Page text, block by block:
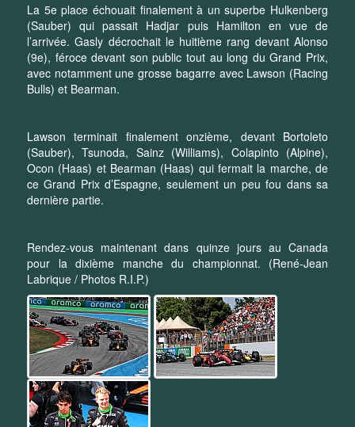
La 5e place échouait finalement à un superbe Hulkenberg
(Sauber) qui passait Hadjar puis Hamilton en vue de
l’arrivée. Gasly décrochait le huitième rang devant Alonso
(9e), féroce devant son public tout au long du Grand Prix,
avec notamment une grosse bagarre avec Lawson (Racing
Bulls) et Bearman.
Lawson terminait finalement onzième, devant Bortoleto
(Sauber), Tsunoda, Sainz (Williams), Colapinto (Alpine),
Ocon (Haas) et Bearman (Haas) qui fermait la marche, de
ce Grand Prix d’Espagne, seulement un peu fou dans sa
dernière partie.
Rendez-vous maintenant dans quinze jours au Canada
pour la dixième manche du championnat. (René-Jean
Labrique / Photos R.I.P.)